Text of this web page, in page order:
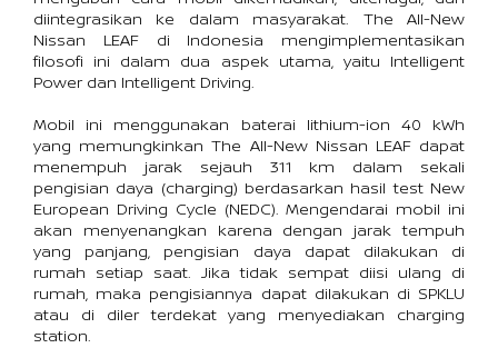
diintegrasikan ke dalam masyarakat. The All-New
Nissan LEAF di Indonesia mengimplementasikan
filosofi ini dalam dua aspek utama, yaitu Intelligent
Power dan Intelligent Driving.
Mobil ini menggunakan baterai lithium-ion 40 kWh
yang memungkinkan The All-New Nissan LEAF dapat
menempuh jarak sejauh 311 km dalam sekali
pengisian daya (charging) berdasarkan hasil test New
European Driving Cycle (NEDC). Mengendarai mobil ini
akan menyenangkan karena dengan jarak tempuh
yang panjang, pengisian daya dapat dilakukan di
rumah setiap saat. Jika tidak sempat diisi ulang di
rumah, maka pengisiannya dapat dilakukan di SPKLU
atau di diler terdekat yang menyediakan charging
station.